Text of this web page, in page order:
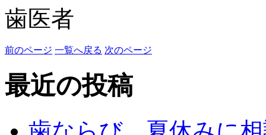
歯医者
前のページ 一覧へ戻る 次のページ
最近の投稿